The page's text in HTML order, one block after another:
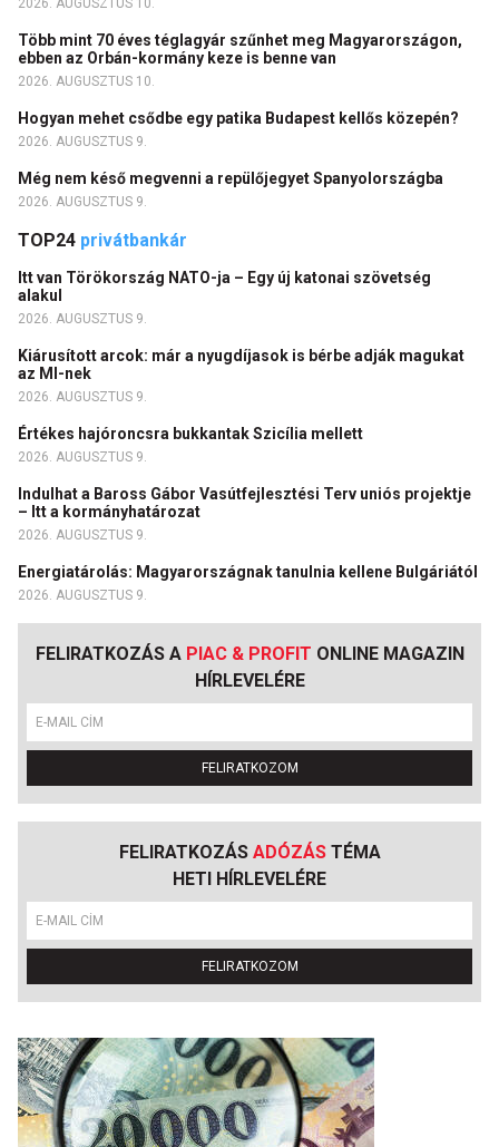
Több mint 70 éves téglagyár szűnhet meg Magyarországon,
ebben az Orbán-kormány keze is benne van
2026. AUGUSZTUS 10.
Hogyan mehet csődbe egy patika Budapest kellős közepén?
2026. AUGUSZTUS 9.
Még nem késő megvenni a repülőjegyet Spanyolországba
2026. AUGUSZTUS 9.
TOP24 privátbankár
Itt van Törökország NATO-ja – Egy új katonai szövetség
alakul
2026. AUGUSZTUS 9.
Kiárusított arcok: már a nyugdíjasok is bérbe adják magukat
az MI-nek
2026. AUGUSZTUS 9.
Értékes hajóroncsra bukkantak Szicília mellett
2026. AUGUSZTUS 9.
Indulhat a Baross Gábor Vasútfejlesztési Terv uniós projektje
– Itt a kormányhatározat
2026. AUGUSZTUS 9.
Energiatárolás: Magyarországnak tanulnia kellene Bulgáriától
2026. AUGUSZTUS 9.
FELIRATKOZÁS A PIAC & PROFIT ONLINE MAGAZIN
HÍRLEVELÉRE
FELIRATKOZOM
FELIRATKOZÁS ADÓZÁSTÉMA
HETI HÍRLEVELÉRE
FELIRATKOZOM